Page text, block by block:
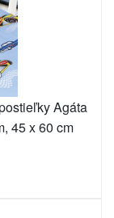
Agáta
45 x 60 cm